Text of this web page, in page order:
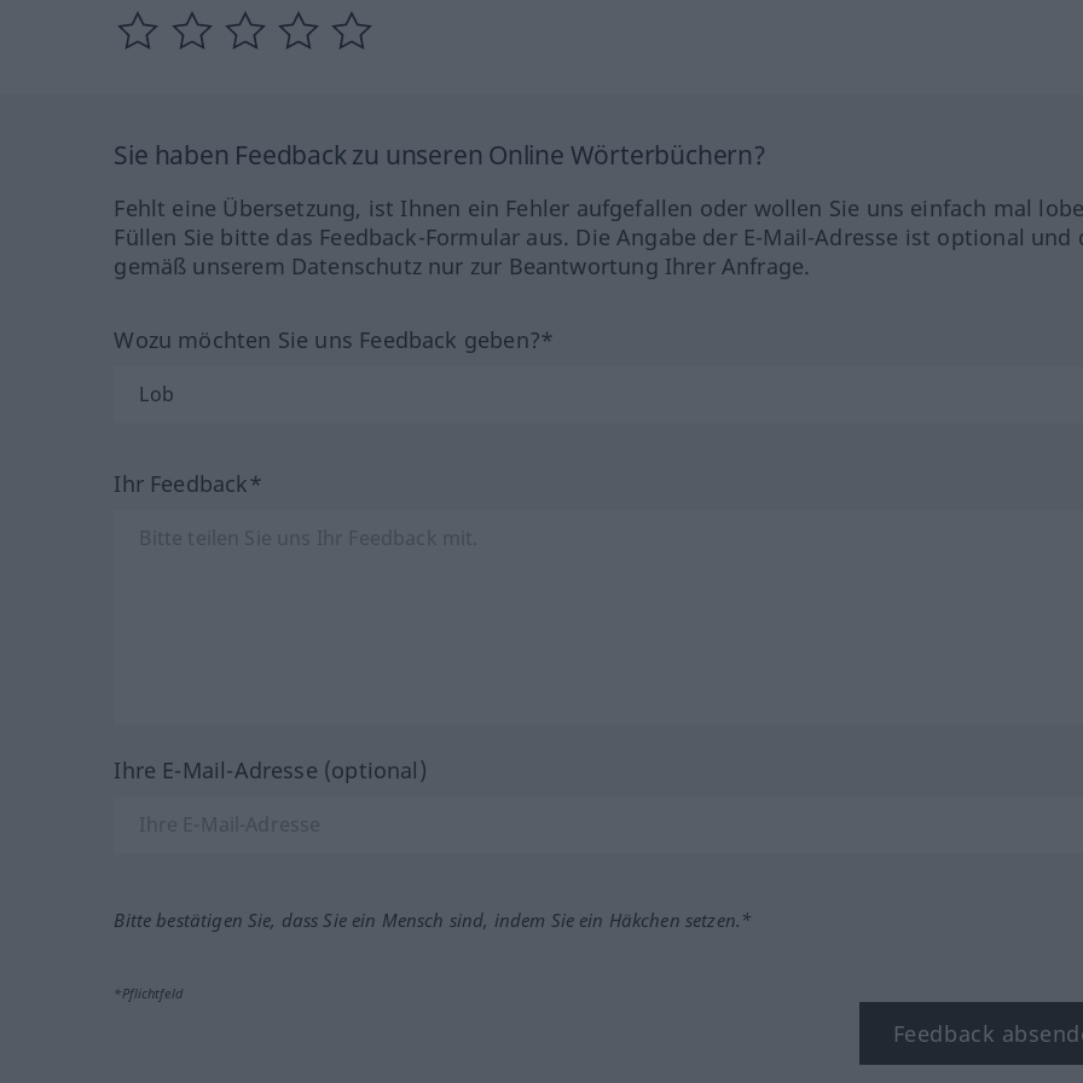
Sie haben Feedback zu unseren Online Wörterbüchern?
Fehlt eine Übersetzung, ist Ihnen ein Fehler aufgefallen oder wollen Sie uns einfach mal
Füllen Sie bitte das Feedback-Formular aus. Die Angabe der E-Mail-Adresse ist optional und
gemäß unserem Datenschutz nur zur Beantwortung Ihrer Anfrage.
Wozu möchten Sie uns Feedback geben?*
Ihr Feedback*
Ihre E-Mail-Adresse (optional)
Bitte bestätigen Sie, dass Sie ein Mensch sind, indem Sie ein Häkchen setzen.*
*Pflichtfeld
Feedback